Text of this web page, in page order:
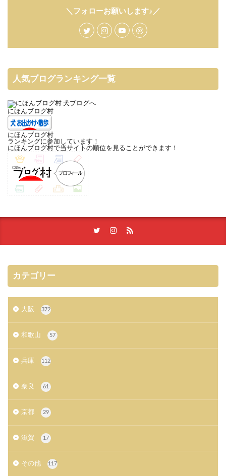
＼フォローお願いします♪／
人気ブログランキング一覧
にほんブログ村
にほんブログ村
ランキングに参加しています！
にほんブログ村で当サイトの順位を見ることができます！
カテゴリー
大阪 372
和歌山 57
兵庫 112
奈良 61
京都 29
滋賀 17
その他 117